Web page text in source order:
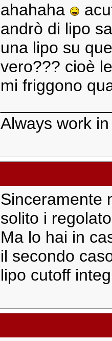
ahahaha
andrò di lipo
una lipo su
vero??? cioè
mi friggono
Always work
Sinceramente
solito i
Ma lo hai in
il secondo
lipo cutoff